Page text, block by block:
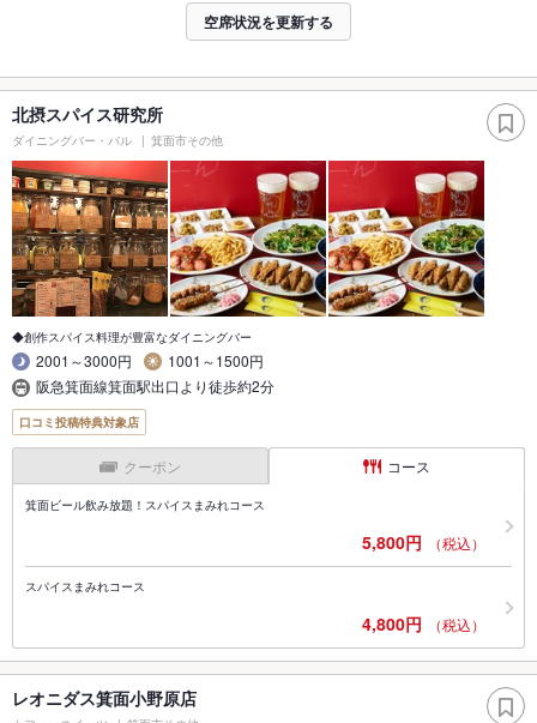
空席状況を更新する
北摂スパイス研究所
ダイニングバー・バル 箕面市その他
◆創作スパイス料理が豊富なダイニングバー
2001～3000円
1001～1500円
阪急箕面線箕面駅出口より徒歩約2分
口コミ投稿特典対象店
クーポン コース
箕面ビール飲み放題！スパイスまみれコース
5,800円 （税込）
スパイスまみれコース
4,800円 （税込）
レオニダス箕面小野原店